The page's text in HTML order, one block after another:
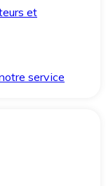
et
service